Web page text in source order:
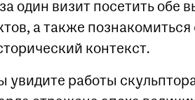
один визит посетить обе
а также
контекст.
работы